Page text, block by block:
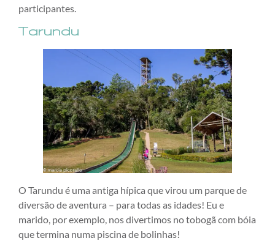
participantes.
Tarundu
O Tarundu é uma antiga hípica que virou um parque de
diversão de aventura – para todas as idades! Eu e
marido, por exemplo, nos divertimos no tobogã com bóia
que termina numa piscina de bolinhas!